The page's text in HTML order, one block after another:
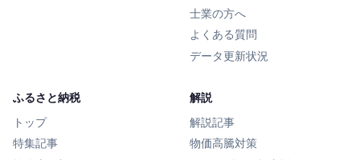
士業の方へ
よくある質問
データ更新状況
ふるさと納税
トップ
特集記事
解説
解説記事
物価高騰対策